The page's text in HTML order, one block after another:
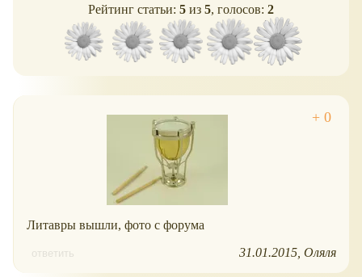
Рейтинг статьи: 5 из 5, голосов: 2
Литавры вышли, фото с форума
ответить 31.01.2015 Оляля